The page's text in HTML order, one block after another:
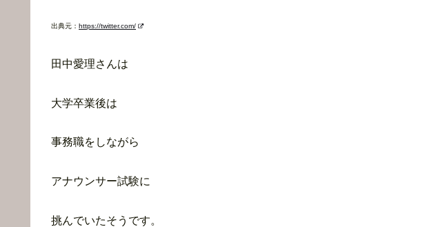
出典元： https://twitter.com/
田中愛理さんは
大学卒業後は
事務職をしながら
アナウンサー試験に
挑んでいたそうです。